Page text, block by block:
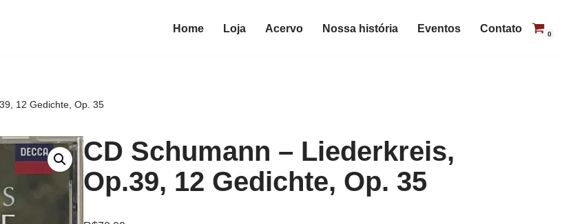
Home Loja Acervo Nossa história Eventos Contato 0
12 Gedichte, Op. 35
CD Schumann – Liederkreis,
Op.39, 12 Gedichte, Op. 35